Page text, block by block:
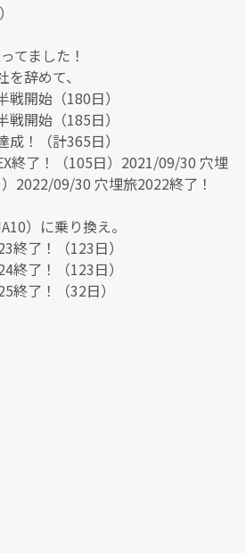
てました！
辞めて、
開始（180日）
開始（185日）
！（計365日）
終了！（105日）2021/09/30 穴埋
2022/09/30 穴埋旅2022終了！
）に乗り換え。
終了！（123日）
終了！（123日）
終了！（32日）